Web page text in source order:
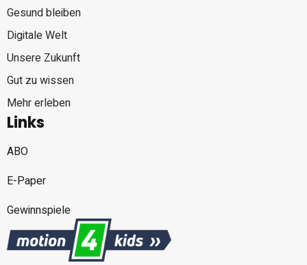
Gesund bleiben
Digitale Welt
Unsere Zukunft
Gut zu wissen
Mehr erleben
Links
ABO
E-Paper
Gewinnspiele